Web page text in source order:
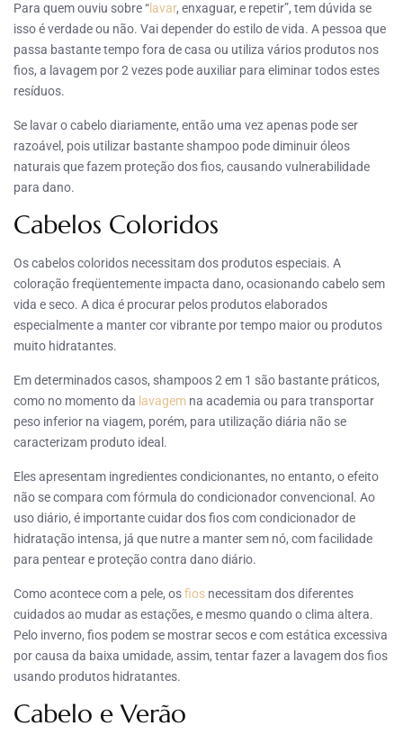
Para quem ouviu sobre “ lavar, enxaguar, e repetir”, tem dúvida se
isso é verdade ou não. Vai depender do estilo de vida. A pessoa que
passa bastante tempo fora de casa ou utiliza vários produtos nos
fios, a lavagem por 2 vezes pode auxiliar para eliminar todos estes
resíduos.
Se lavar o cabelo diariamente, então uma vez apenas pode ser
razoável, pois utilizar bastante shampoo pode diminuir óleos
naturais que fazem proteção dos fios, causando vulnerabilidade
para dano.
Cabelos Coloridos
Os cabelos coloridos necessitam dos produtos especiais. A
coloração freqüentemente impacta dano, ocasionando cabelo sem
vida e seco. A dica é procurar pelos produtos elaborados
especialmente a manter cor vibrante por tempo maior ou produtos
muito hidratantes.
Em determinados casos, shampoos 2 em 1 são bastante práticos,
como no momento da lavagem na academia ou para transportar
peso inferior na viagem, porém, para utilização diária não se
caracterizam produto ideal.
Eles apresentam ingredientes condicionantes, no entanto, o efeito
não se compara com fórmula do condicionador convencional. Ao
uso diário, é importante cuidar dos fios com condicionador de
hidratação intensa, já que nutre a manter sem nó, com facilidade
para pentear e proteção contra dano diário.
Como acontece com a pele, osfios necessitam dos diferentes
cuidados ao mudar as estações, e mesmo quando o clima altera.
Pelo inverno, fios podem se mostrar secos e com estática excessiva
por causa da baixa umidade, assim, tentar fazer a lavagem dos fios
usando produtos hidratantes.
Cabelo e Verão